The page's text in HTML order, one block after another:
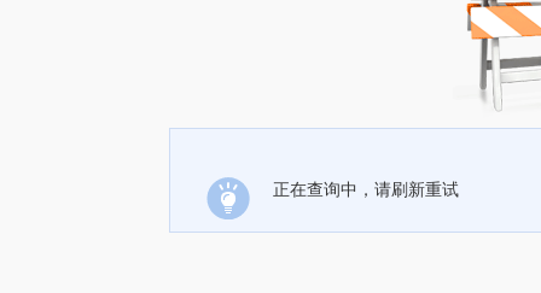
正在查询中，请刷新重试